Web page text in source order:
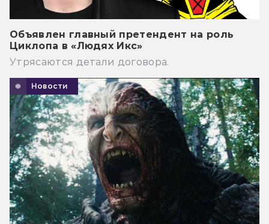
Объявлен главный претендент на роль
Циклопа в «Людях Икс»
Утрясаются детали договора.
Новости